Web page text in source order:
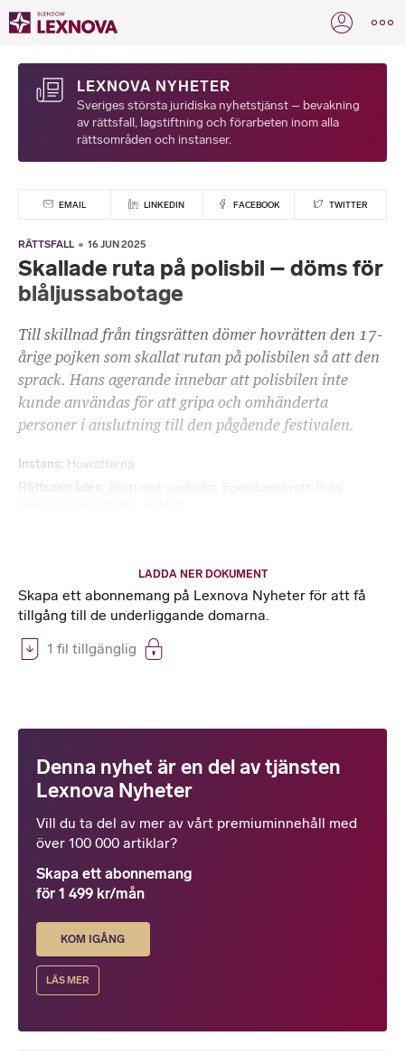
LEXNOVA NYHETER
Sveriges största juridiska nyhetstjänst – bevakning
av rättsfall, lagstiftning och förarbeten inom alla
rättsområden och instanser.
EMAIL LINKEDIN FACEBOOK TWITTER
RÄTTSFALL 16 JUN 2025
Skallade ruta på polisbil – döms för
blåljussabotage
Till skillnad från tingsrätten dömer hovrätten den 17-
årige pojken som skallat rutan på polisbilen så att den
sprack. Hans agerande innebar att polisbilen inte
kunde användas för att gripa och omhänderta
personer i anslutning till den pågående festivalen.
Instans Hovrätterna
LADDA NER DOKUMENT
Skapa ett abonnemang på Lexnova Nyheter för att få
tillgång till de underliggande domarna.
1 fil tillgänglig
Denna nyhet är en del av tjänsten
Lexnova Nyheter
Vill du ta del av mer av vårt premiuminnehåll med
över 100 000 artiklar?
Skapa ett abonnemang
för 1 499 kr/mån
KOM IGÅNG
LÄS MER